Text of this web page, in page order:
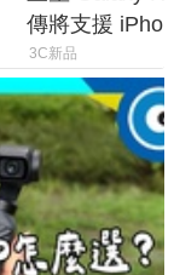
傳將支援
慧家電連動功
3C新品